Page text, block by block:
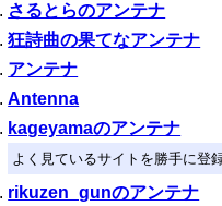
さるとらのアンテナ
狂詩曲の果てなアンテナ
アンテナ
Antenna
kageyamaのアンテナ
よく見ているサイトを勝手に登
rikuzen_gunのアンテナ